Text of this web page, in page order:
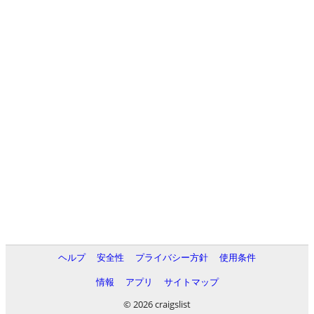
ヘルプ 安全性 プライバシー方針
使用条件
情報
アプリ
サイトマップ
© 2026 craigslist